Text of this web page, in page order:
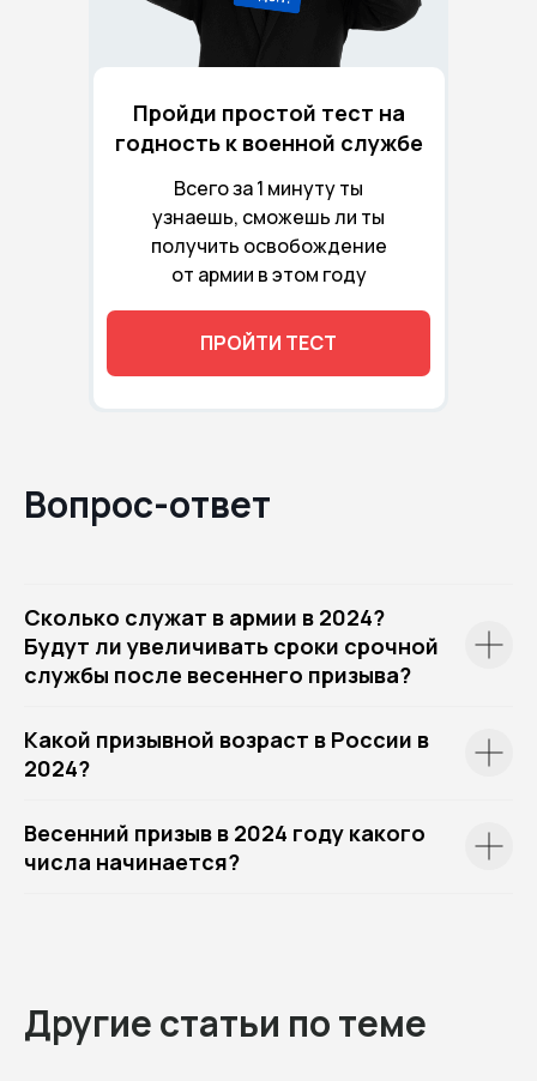
Всего за 1 минуту ты
узнаешь, сможешь ли ты
получить освобождение
от армии в этом году
Пройди простой тест на
годность к военной службе
ПРОЙТИ ТЕСТ
Вопрос-ответ
Сколько служат в армии в 2024?
Будут ли увеличивать сроки срочной
службы после весеннего призыва?
Какой призывной возраст в России в
2024?
Весенний призыв в 2024 году какого
числа начинается?
Другие статьи по теме